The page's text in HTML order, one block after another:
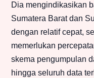
Dia mengindikasikan
Sumatera Barat dan
dengan relatif cepat,
memerlukan
skema pengumpulan
hingga seluruh data